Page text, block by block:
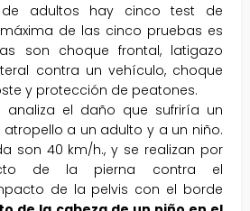
adultos hay cinco test de
de las cinco pruebas es
son choque frontal, latigazo
contra un vehículo, choque
y protección de peatones.
analiza el daño que sufriría un
a un adulto y a un niño.
son 40 km/h., y se realizan por
de la pierna contra el
de la pelvis con el borde